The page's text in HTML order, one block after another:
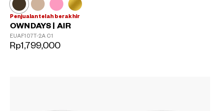
Penjualan telah berakhir
OWNDAYS | AIR
EUAF107T-2A C1
Rp1,799,000